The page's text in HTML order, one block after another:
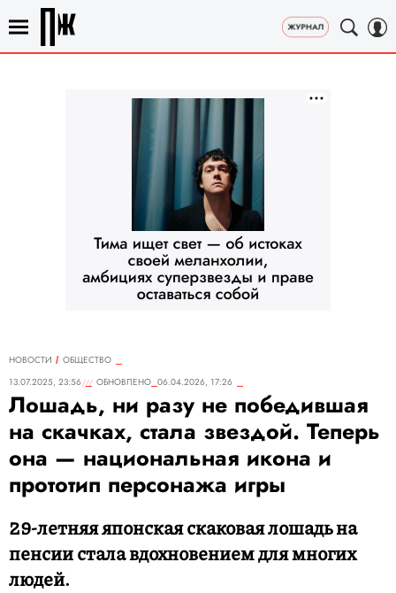
НОВОСТИ
ОБЩЕСТВО
13.07.2025, 23:56
ОБНОВЛЕНО 06.04.2026, 17:26
Лошадь, ни разу не победившая
на скачках, стала звездой. Теперь
она — национальная икона и
прототип персонажа игры
29-летняя японская скаковая лошадь на
пенсии стала вдохновением для многих
людей.